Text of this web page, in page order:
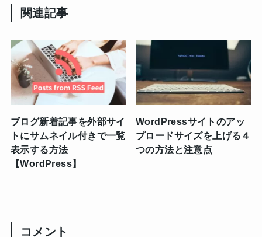
関連記事
ブログ新着記事を外部サイ
トにサムネイル付きで一覧
表示する方法
【WordPress】
WordPressサイトのアッ
プロードサイズを上げる４
つの方法と注意点
コメント